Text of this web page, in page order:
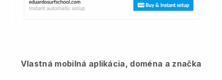
Vlastná mobilná aplikácia, doména a značka